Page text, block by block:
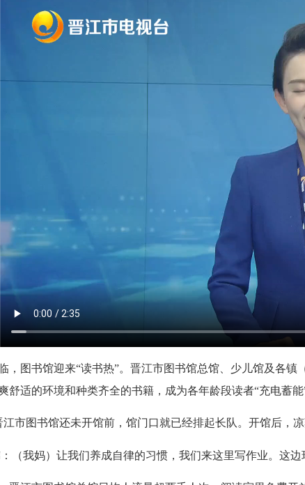
图书馆迎来“读书热”。晋江市图书馆总馆、少儿馆及各镇
舒适的环境和种类齐全的书籍，成为各年龄段读者“充电蓄能
图书馆还未开馆前，馆门口就已经排起长队。开馆后，凉
我妈）让我们养成自律的习惯，我们来这里写作业。这边